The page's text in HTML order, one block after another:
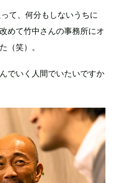
て、何分もしないうちに
めて竹中さんの事務所にオ
（笑）。
でいく人間でいたいですか